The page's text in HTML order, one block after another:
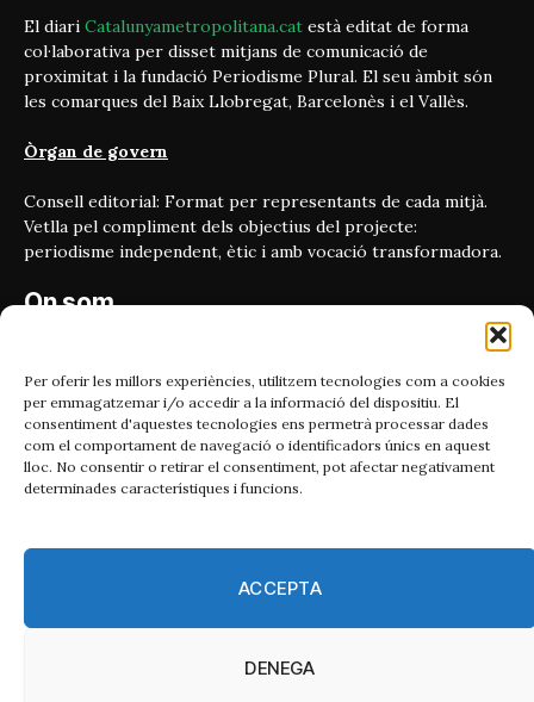
Per oferir les millors experiències, utilitzem tecnologies com a cookies
per emmagatzemar i/o accedir a la informació del dispositiu. El
consentiment d'aquestes tecnologies ens permetrà processar dades
com el comportament de navegació o identificadors únics en aquest
lloc. No consentir o retirar el consentiment, pot afectar negativament
determinades característiques i funcions.
ACCEPTA
DENEGA
El diari Catalunyametropolitana.cat està editat de forma
col·laborativa per disset mitjans de comunicació de
proximitat i la fundació Periodisme Plural. El seu àmbit són
les comarques del Baix Llobregat, Barcelonès i el Vallès.
Òrgan de govern
Consell editorial: Format per representants de cada mitjà.
Vetlla pel compliment dels objectius del projecte:
periodisme independent, ètic i amb vocació transformadora.
On som
08010, Barcelona
Contacta'ns
Email:
catmet@periodismeplural.cat
Telèfon: